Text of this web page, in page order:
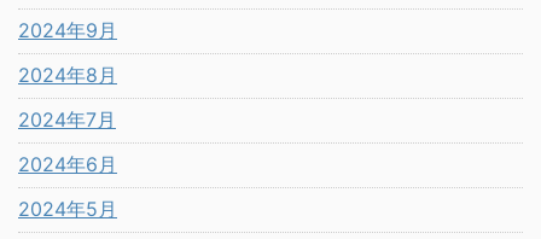
2024年9月
2024年8月
2024年7月
2024年6月
2024年5月